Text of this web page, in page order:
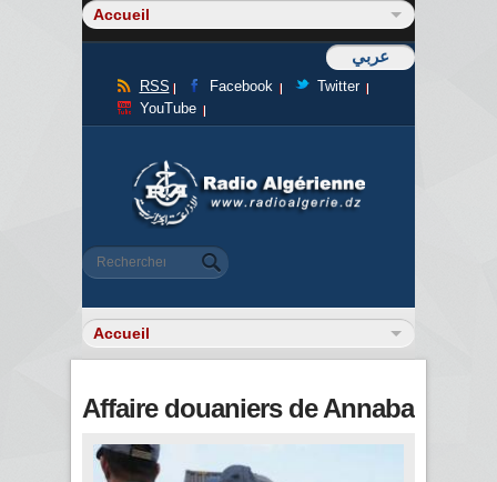
عربي
RSS Facebook
Twitter
YouTube
Formulaire de recherche
Rechercher
Affaire douaniers de Annaba